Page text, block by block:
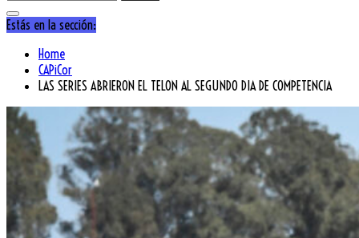
Estás en la sección:
Home
CAPiCor
LAS SERIES ABRIERON EL TELON AL SEGUNDO DIA DE COMPETENCIA